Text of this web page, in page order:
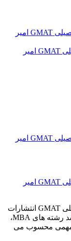
2000 سوال چهارگزینه ای استعداد تحصیلی GMAT امیر
2000 سوال چهارگزینه ای استعداد تحصیلی GMAT امیر
2000 سوال چهارگزینه ای استعداد تحصیلی GMAT انتشارات
نگاه دانشآزمون GMAT برای کنکور ارشد رشته های MBA،
مهمی محسوب می